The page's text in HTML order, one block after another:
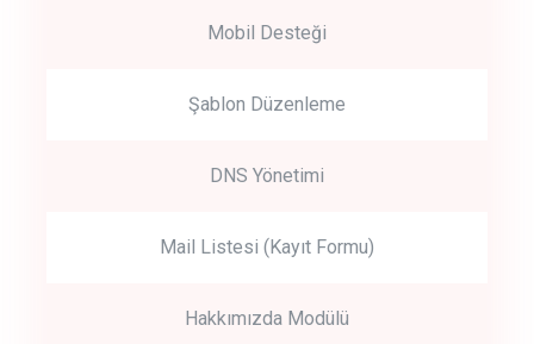
Mobil Desteği
Şablon Düzenleme
DNS Yönetimi
Mail Listesi (Kayıt Formu)
Hakkımızda Modülü